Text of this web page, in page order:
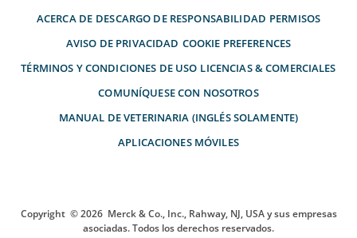
ACERCA DE DESCARGO DE RESPONSABILIDAD PERMISOS
AVISO DE PRIVACIDAD COOKIE PREFERENCES
TÉRMINOS Y CONDICIONES DE USO LICENCIAS & COMERCIALES
COMUNÍQUESE CON NOSOTROS
MANUAL DE VETERINARIA (INGLÉS SOLAMENTE)
APLICACIONES MÓVILES
Copyright © 2026 Merck & Co., Inc., Rahway, NJ, USA y sus empresas
asociadas. Todos los derechos reservados.